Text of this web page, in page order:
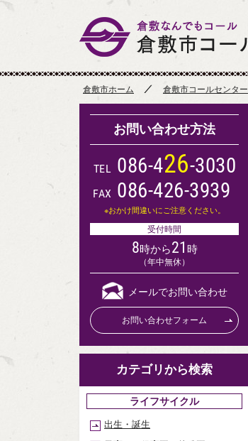
倉敷市ホーム 倉敷市コールセンター
お問い合わせ方法
TEL 086-426-3030
FAX 086-426-3939
※おかけ間違いにご注意ください。
受付時間
8時から21 時
（年中無休）
メールでお問い合わせ
お問い合わせフォーム
カテゴリから検索
ライフサイクル
出生・誕生